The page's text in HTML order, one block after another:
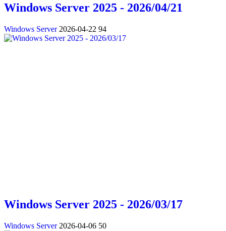
Windows Server 2025 - 2026/04/21
Windows Server 2026-04-22 94
Windows Server 2025 - 2026/03/17
Windows Server 2026-04-06 50